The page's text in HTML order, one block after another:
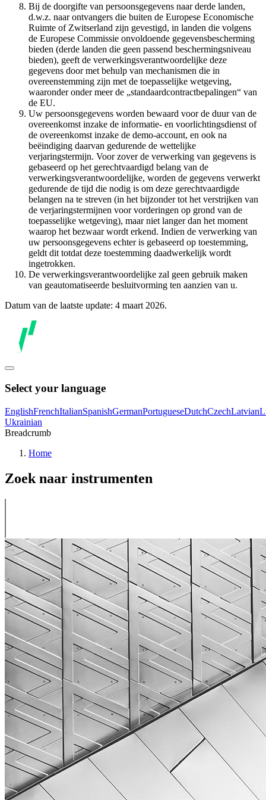
Bij de doorgifte van persoonsgegevens naar derde landen,
d.w.z. naar ontvangers die buiten de Europese Economische
Ruimte of Zwitserland zijn gevestigd, in landen die volgens
de Europese Commissie onvoldoende gegevensbescherming
bieden (derde landen die geen passend beschermingsniveau
bieden), geeft de verwerkingsverantwoordelijke deze
gegevens door met behulp van mechanismen die in
overeenstemming zijn met de toepasselijke wetgeving,
waaronder onder meer de „standaardcontractbepalingen“ van
de EU.
Uw persoonsgegevens worden bewaard voor de duur van de
overeenkomst inzake de informatie- en voorlichtingsdienst of
de overeenkomst inzake de demo-account, en ook na
beëindiging daarvan gedurende de wettelijke
verjaringstermijn. Voor zover de verwerking van gegevens is
gebaseerd op het gerechtvaardigd belang van de
verwerkingsverantwoordelijke, worden de gegevens verwerkt
gedurende de tijd die nodig is om deze gerechtvaardigde
belangen na te streven (in het bijzonder tot het verstrijken van
de verjaringstermijnen voor vorderingen op grond van de
toepasselijke wetgeving), maar niet langer dan het moment
waarop het bezwaar wordt erkend. Indien de verwerking van
uw persoonsgegevens echter is gebaseerd op toestemming,
geldt dit totdat deze toestemming daadwerkelijk wordt
ingetrokken.
De verwerkingsverantwoordelijke zal geen gebruik maken
van geautomatiseerde besluitvorming ten aanzien van u.
Datum van de laatste update: 4 maart 2026.
Select your language
EnglishFrenchItalianSpanishGermanPortugueseDutchCzechLatvian
Ukrainian
Breadcrumb
Home
Zoek naar instrumenten